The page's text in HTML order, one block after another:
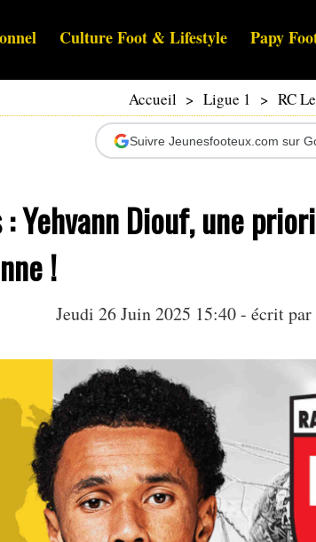
Culture Foot & Lifestyle Papy
Accueil > Ligue 1 > RC
Suivre Jeunesfooteux.com sur
: Yehvann Diouf, une
!
Jeudi 26 Juin 2025 15:40 - écrit par